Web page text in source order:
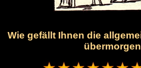
Wie gefällt Ihnen die